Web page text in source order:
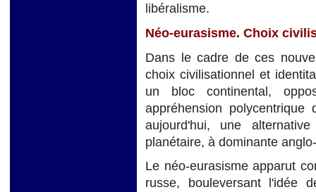
libéralisme.
Néo-eurasisme. Choix
Dans le cadre de ces
choix civilisationnel et
un bloc continental,
appréhension
aujourd'hui, une
planétaire, à dominante
Le néo-eurasisme apparut
russe, bouleversant l'idée